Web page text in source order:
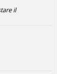
il